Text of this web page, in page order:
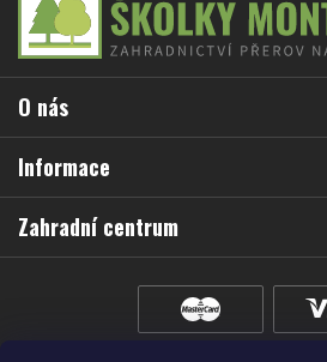
a
í
O nás
Informace
Zahradní centrum